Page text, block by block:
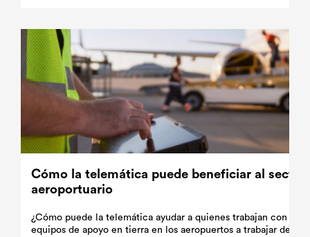
Cómo la telemática puede beneficiar al sector
aeroportuario
¿Cómo puede la telemática ayudar a quienes trabajan con
equipos de apoyo en tierra en los aeropuertos a trabajar de